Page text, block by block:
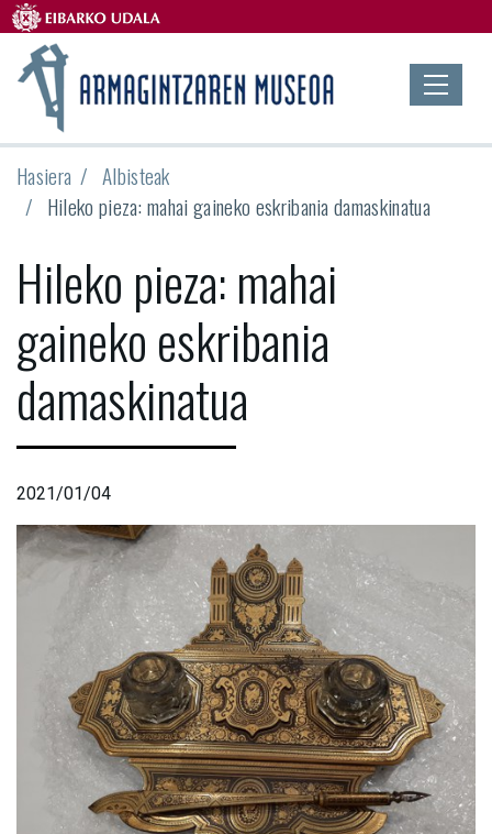
Hasiera
Albisteak
Hileko pieza: mahai gaineko eskribania damaskinatua
Hileko pieza: mahai
gaineko eskribania
damaskinatua
2021/01/04